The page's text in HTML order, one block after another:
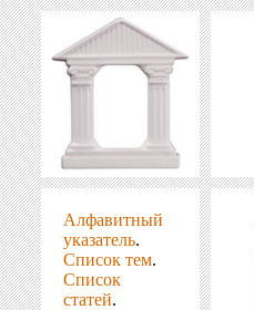
Алфавитный
указатель.
Список тем.
Список
статей.